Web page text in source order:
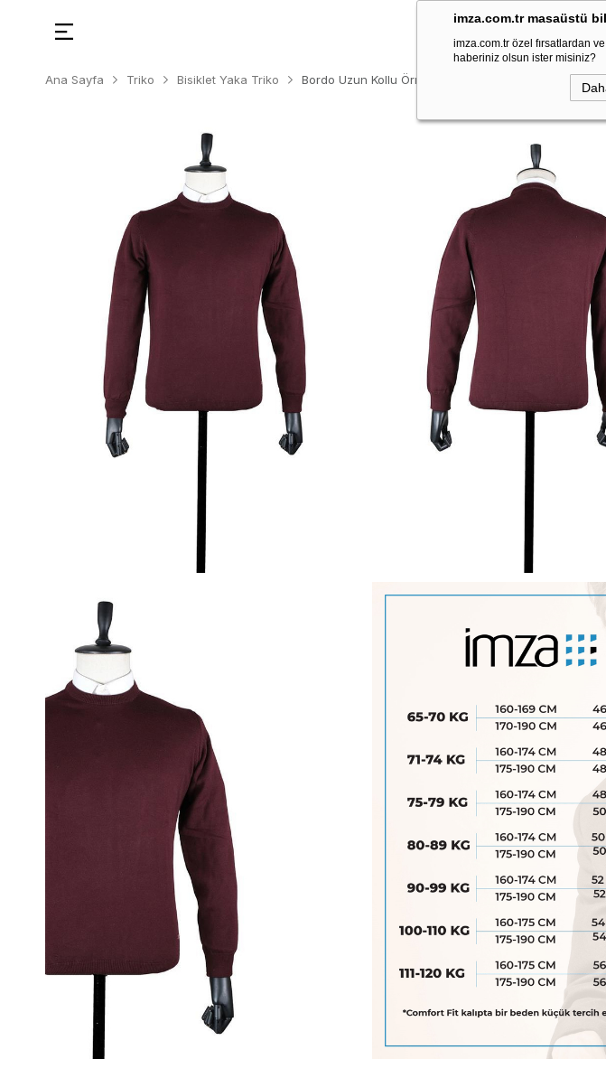
imza.com.tr masaüstü
imza.com.tr özel fırsatlardan
haberiniz olsun ister misiniz?
Ana Sayfa Triko Bisiklet Yaka Triko Bordo Uzun Kollu Örme Bisiklet Yaka Cepsiz